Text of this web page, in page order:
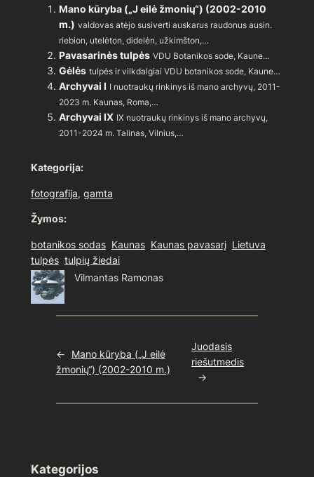
Mano kūryba („J eilė žmonių“) (2002-2010
m.) valdovas atėjo susiverti auskarus raudonus ausin.
riebion, utelėton, didelėn, užkimšton,…
Pavasarinės tulpės VDU Botanikos sode, Kaune…
Gėlės tulpės ir vilkdalgiai VDU botanikos sode, Kaune…
Archyvai I I nuotraukų rinkinys iš mano archyvų, 2011-
2023 m. Kaunas, Roma,…
Archyvai IX IX nuotraukų rinkinys iš mano archyvų,
2011-2024 m. Talinas, Vilnius,…
Kategorija:
fotografija, gamta
Žymos:
botanikos sodas Kaunas Kaunas pavasarį Lietuva
tulpės tulpių žiedai
Vilmantas Ramonas
←
Mano kūryba („J eilė
žmonių“) (2002-2010 m.)
Juodasis
riešutmedis
→
Kategorijos